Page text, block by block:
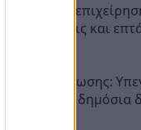
Αστυνομική
Έξι συλλήψεις και
Σχέδια Βελτίωσης:
Απόφαση με δημόσια